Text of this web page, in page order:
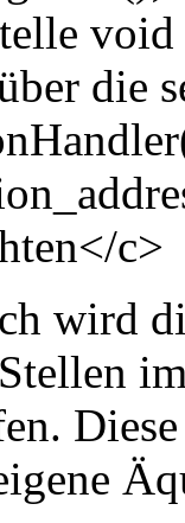
die
c>
wird